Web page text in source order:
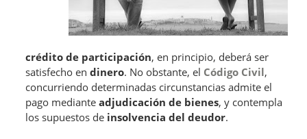
crédito de participación, en principio, deberá ser
satisfecho endinero. No obstante, el Código Civil,
concurriendo determinadas circunstancias admite el
pago medianteadjudicación de bienes, y contempla
los supuestos de insolvencia del deudor.